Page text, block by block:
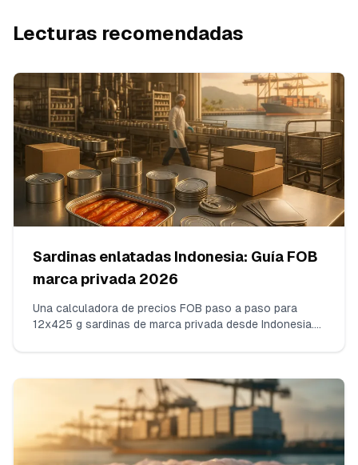
Lecturas recomendadas
Sardinas enlatadas Indonesia: Guía FOB
marca privada 2026
Una calculadora de precios FOB paso a paso para
12x425 g sardinas de marca privada desde Indonesia.